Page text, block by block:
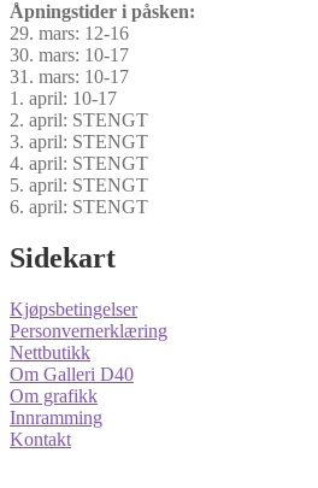
Åpningstider i påsken:
29. mars: 12-16
30. mars: 10-17
31. mars: 10-17
1. april: 10-17
2. april: STENGT
3. april: STENGT
4. april: STENGT
5. april: STENGT
6. april: STENGT
Sidekart
Kjøpsbetingelser
Personvernerklæring
Nettbutikk
Om Galleri D40
Om grafikk
Innramming
Kontakt